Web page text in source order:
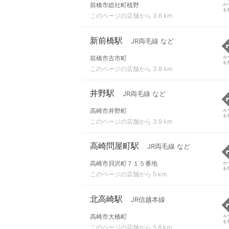
前橋市総社町植野
このページの店舗から 3.6 km
ル
を
新前橋駅 JR両毛線 など
前橋市古市町
このページの店舗から 3.8 km
ル
を
井野駅 JR両毛線 など
高崎市井野町
このページの店舗から 3.9 km
ル
を
高崎問屋町駅 JR両毛線 など
高崎市貝沢町７１５番地
このページの店舗から 5 km
ル
を
北高崎駅 JR信越本線
高崎市大橋町
このページの店舗から 5.8 km
ル
を